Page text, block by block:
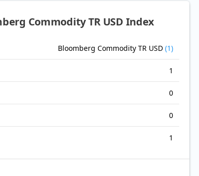
Commodity TR USD Index
Bloomberg Commodity TR USD (1)
1
0
0
1